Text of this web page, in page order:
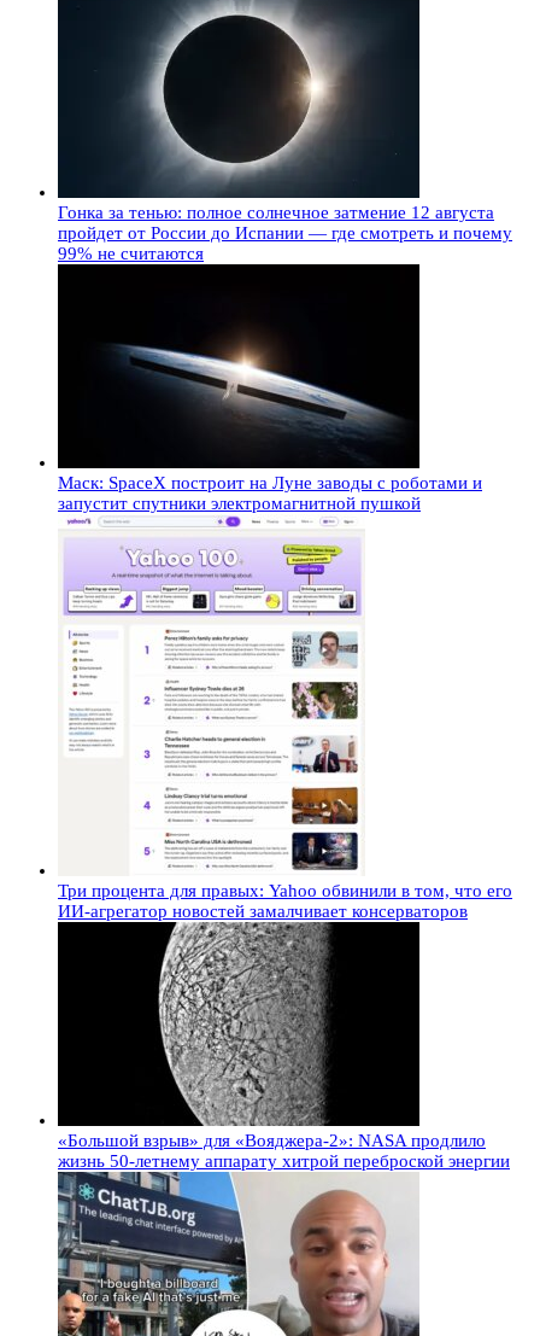
Гонка за тенью: полное солнечное затмение 12 августа
пройдет от России до Испании — где смотреть и почему
99% не считаются
Маск: SpaceX построит на Луне заводы с роботами и
запустит спутники электромагнитной пушкой
Три процента для правых: Yahoo обвинили в том, что его
ИИ-агрегатор новостей замалчивает консерваторов
«Большой взрыв» для «Вояджера-2»: NASA продлило
жизнь 50-летнему аппарату хитрой переброской энергии